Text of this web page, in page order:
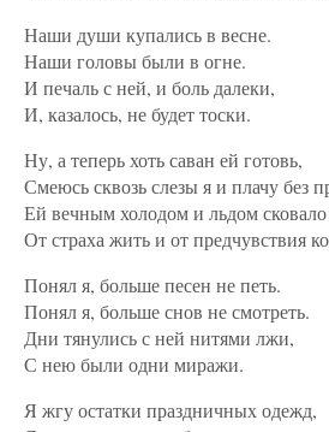
Наши души купались в весне.
Наши головы были в огне.
И печаль с ней, и боль далеки,
И, казалось, не будет тоски.
Ну, а теперь хоть саван ей готовь,
Смеюсь сквозь слезы я и плачу без
Ей вечным холодом и льдом
От страха жить и от предчувствия
Понял я, больше песен не петь.
Понял я, больше снов не смотреть.
Дни тянулись с ней нитями лжи,
С нею были одни миражи.
Я жгу остатки праздничных одежд,